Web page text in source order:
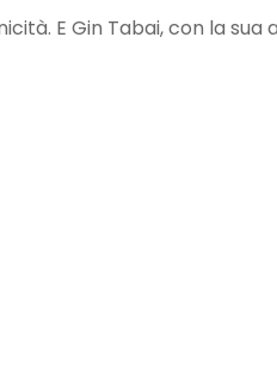
E Gin Tabai, con la